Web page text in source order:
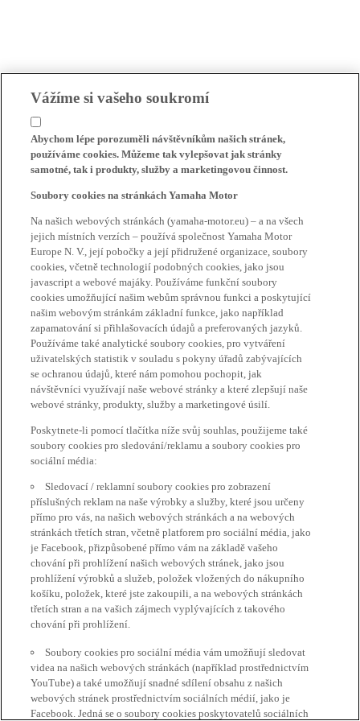
Vážíme si vašeho soukromí
Abychom lépe porozuměli návštěvníkům našich stránek,
používáme cookies. Můžeme tak vylepšovat jak stránky
samotné, tak i produkty, služby a marketingovou činnost.
Soubory cookies na stránkách Yamaha Motor
Na našich webových stránkách (yamaha-motor.eu) – a na všech
jejich místních verzích – používá společnost Yamaha Motor
Europe N. V., její pobočky a její přidružené organizace, soubory
cookies, včetně technologií podobných cookies, jako jsou
javascript a webové majáky. Používáme funkční soubory
cookies umožňující našim webům správnou funkci a poskytující
našim webovým stránkám základní funkce, jako například
zapamatování si přihlašovacích údajů a preferovaných jazyků.
Používáme také analytické soubory cookies, pro vytváření
uživatelských statistik v souladu s pokyny úřadů zabývajících
se ochranou údajů, které nám pomohou pochopit, jak
návštěvníci využívají naše webové stránky a které zlepšují naše
webové stránky, produkty, služby a marketingové úsilí.
Poskytnete-li pomocí tlačítka níže svůj souhlas, použijeme také
soubory cookies pro sledování/reklamu a soubory cookies pro
sociální média:
Sledovací / reklamní soubory cookies pro zobrazení
příslušných reklam na naše výrobky a služby, které jsou určeny
přímo pro vás, na našich webových stránkách a na webových
stránkách třetích stran, včetně platforem pro sociální média, jako
je Facebook, přizpůsobené přímo vám na základě vašeho
chování při prohlížení našich webových stránek, jako jsou
prohlížení výrobků a služeb, položek vložených do nákupního
košíku, položek, které jste zakoupili, a na webových stránkách
třetích stran a na vašich zájmech vyplývajících z takového
chování při prohlížení.
Soubory cookies pro sociální média vám umožňují sledovat
videa na našich webových stránkách (například prostřednictvím
YouTube) a také umožňují snadné sdílení obsahu z našich
webových stránek prostřednictvím sociálních médií, jako je
Facebook. Jedná se o soubory cookies poskytovatelů sociálních